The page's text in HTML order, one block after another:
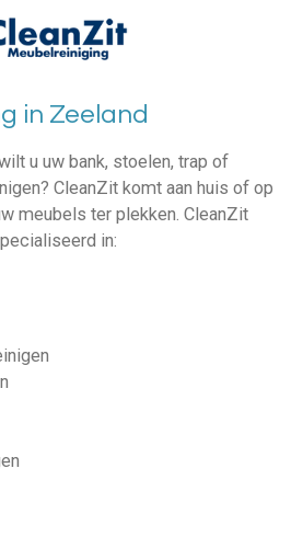
in Zeeland
u uw bank, stoelen, trap of
CleanZit komt aan huis of op
meubels ter plekken. CleanZit
in: